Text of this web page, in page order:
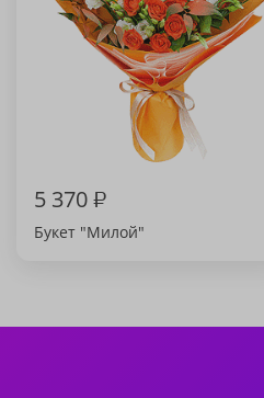
5 370₽
Букет "Милой"